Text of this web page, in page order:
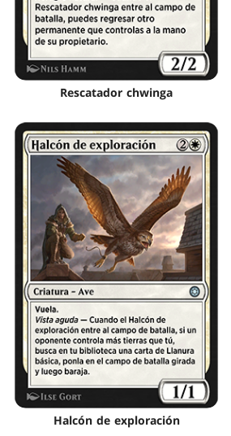
Rescatador chwinga
Halcón de exploración